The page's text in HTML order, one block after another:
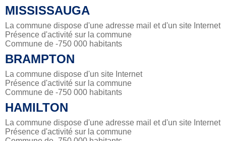
MISSISSAUGA
La commune dispose d'une adresse mail et d'un site Internet
Présence d'activité sur la commune
Commune de -750 000 habitants
BRAMPTON
La commune dispose d'un site Internet
Présence d'activité sur la commune
Commune de -750 000 habitants
HAMILTON
La commune dispose d'une adresse mail et d'un site Internet
Présence d'activité sur la commune